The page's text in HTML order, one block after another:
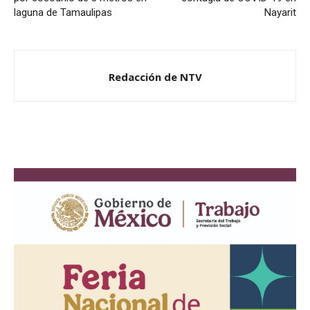
laguna de Tamaulipas
Nayarit
Redacción de NTV